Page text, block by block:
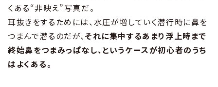
くある“非映え”写真だ。
耳抜きをするためには、水圧が増していく潜行時に鼻を
つまんで潜るのだが、 それに集中するあまり浮上時まで
終始鼻をつまみっぱなし、というケースが初心者のうち
はよくある。